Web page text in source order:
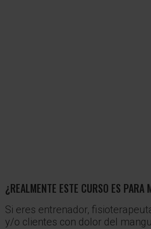
¿REALMENTE ESTE CURSO ES PARA
Si eres entrenador,
y/o clientes con dolor del